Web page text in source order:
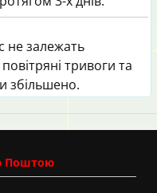
не залежать
тривоги та
збільшено.
Поштою